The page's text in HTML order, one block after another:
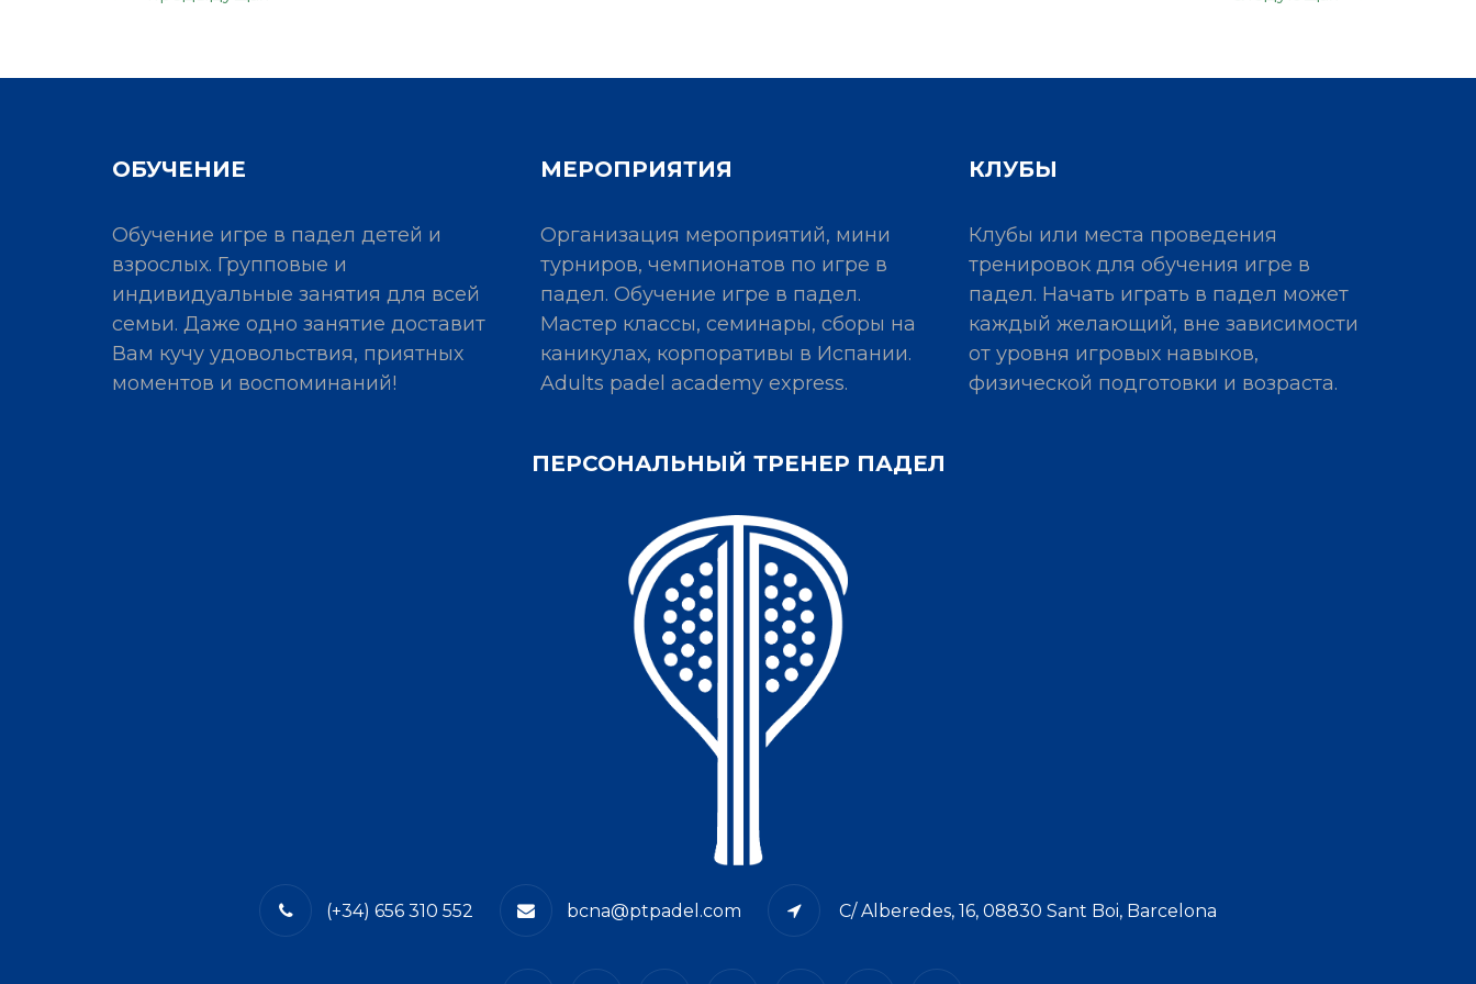
ОБУЧЕНИЕ
Обучение игре в падел детей и
взрослых. Групповые и
индивидуальные занятия для всей
семьи. Даже одно занятие доставит
Вам кучу удовольствия, приятных
моментов и воспоминаний!
МЕРОПРИЯТИЯ
Организация мероприятий, мини
турниров, чемпионатов по игре в
падел. Обучение игре в падел.
Мастер классы, семинары, сборы на
каникулах, корпоративы в Испании.
Adults padel academy express.
КЛУБЫ
Клубы или места проведения
тренировок для обучения игре в
падел. Начать играть в падел может
каждый желающий, вне зависимости
от уровня игровых навыков,
физической подготовки и возраста.
ПЕРСОНАЛЬНЫЙ ТРЕНЕР ПАДЕЛ
(+34) 656 310 552 bcna@ptpadel.com C/ Alberedes, 16, 08830 Sant Boi, Barcelona